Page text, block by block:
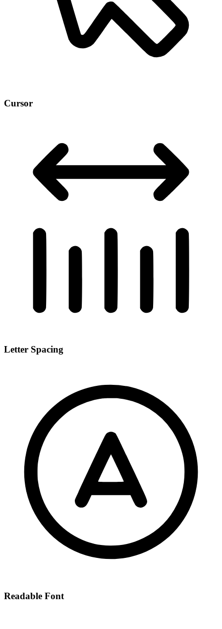
Cursor
Letter Spacing
Readable Font